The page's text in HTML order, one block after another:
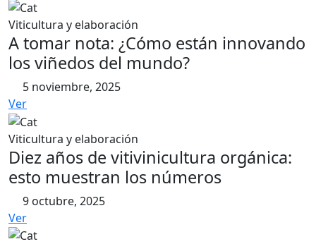
Viticultura y elaboración
A tomar nota: ¿Cómo están innovando
los viñedos del mundo?
5 noviembre, 2025
Ver
Viticultura y elaboración
Diez años de vitivinicultura orgánica:
esto muestran los números
9 octubre, 2025
Ver